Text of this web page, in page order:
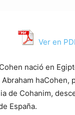
Ver en
nació en
haCohen,
de Cohanim,
España.